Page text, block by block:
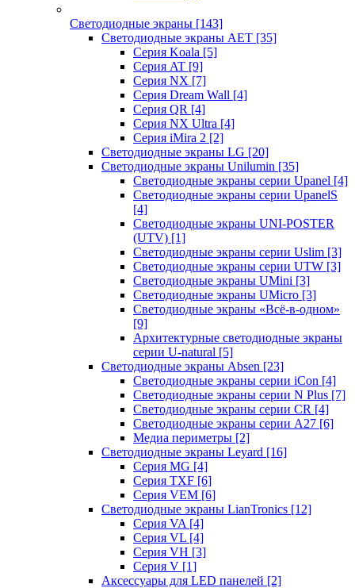
Светодиодные экраны [143]
Светодиодные экраны AET [35]
Cерия Koala [5]
Серия AT [9]
Серия NX [7]
Серия Dream Wall [4]
Серия QR [4]
Серия NX Ultra [4]
Серия iMira 2 [2]
Светодиодные экраны LG [20]
Светодиодные экраны Unilumin [35]
Светодиодные экраны серии Upanel [4]
Светодиодные экраны серии UpanelS
[4]
Светодиодные экраны UNI-POSTER
(UTV) [1]
Светодиодные экраны серии Uslim [3]
Светодиодные экраны серии UTW [3]
Светодиодные экраны UMini [3]
Светодиодные экраны UMicro [3]
Светодиодные экраны «Всё-в-одном»
[9]
Архитектурные светодиодные экраны
серии U-natural [5]
Светодиодные экраны Absen [23]
Светодиодные экраны серии iCon [4]
Светодиодные экраны серии N Plus [7]
Светодиодные экраны серии CR [4]
Светодиодные экраны серии А27 [6]
Медиа периметры [2]
Светодиодные экраны Leyard [16]
Серия MG [4]
Серия TXF [6]
Серия VEM [6]
Светодиодные экраны LianTronics [12]
Серия VA [4]
Серия VL [4]
Серия VH [3]
Серия V [1]
Аксессуары для LED панелей [2]